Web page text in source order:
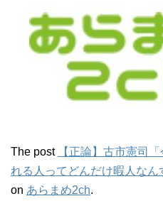
The post
【正論】古市憲司
れる人ってどんだけ暇人なん
on あらまめ2ch.